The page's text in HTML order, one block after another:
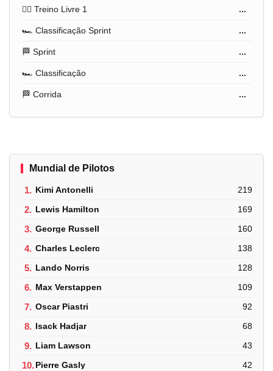
🏋️‍♂️ Treino Livre 1 ...
🏎️ Classificação Sprint ...
🏁 Sprint ...
🏎️ Classificação ...
🏁 Corrida ...
Mundial de Pilotos
1. Kimi Antonelli 219
2. Lewis Hamilton 169
3. George Russell 160
4. Charles Leclerc 138
5. Lando Norris 128
6. Max Verstappen 109
7. Oscar Piastri 92
8. Isack Hadjar 68
9. Liam Lawson 43
10.Pierre Gasly 42